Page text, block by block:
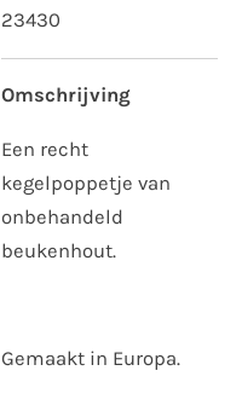
23430
Omschrijving
Een recht
kegelpoppetje van
onbehandeld
beukenhout.
Gemaakt in Europa.